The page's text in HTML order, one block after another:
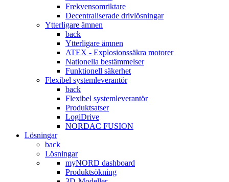
Frekvensomriktare
Decentraliserade drivlösningar
Ytterligare ämnen
back
Ytterligare ämnen
ATEX - Explosionssäkra motorer
Nationella bestämmelser
Funktionell säkerhet
Flexibel systemleverantör
back
Flexibel systemleverantör
Produktsatser
LogiDrive
NORDAC FUSION
Lösningar
back
Lösningar
myNORD dashboard
Produktsökning